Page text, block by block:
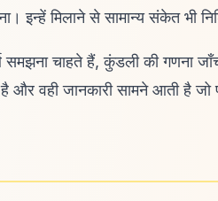
इन्हें मिलाने से सामान्य संकेत भी
चाहते हैं, कुंडली की गणना
और वही जानकारी सामने आती है जो